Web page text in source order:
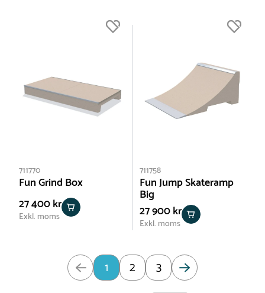
711770
Fun Grind Box
27 400 kr
Exkl. moms
711758
Fun Jump Skateramp
Big
27 900 kr
Exkl. moms
Uppdaterad: Sida 1 av 3 1 2 3